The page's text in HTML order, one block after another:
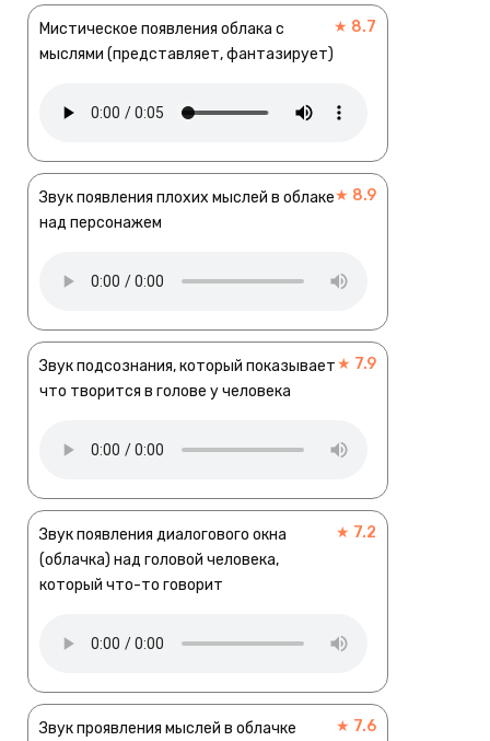
Мистическое появления облака с
мыслями (представляет, фантазирует)
★ 8.7
Звук появления плохих мыслей в облаке
над персонажем
★ 8.9
Звук подсознания, который показывает
что творится в голове у человека
★ 7.9
Звук появления диалогового окна
(облачка) над головой человека,
который что-то говорит
★ 7.2
Звук проявления мыслей в облачке ★ 7.6